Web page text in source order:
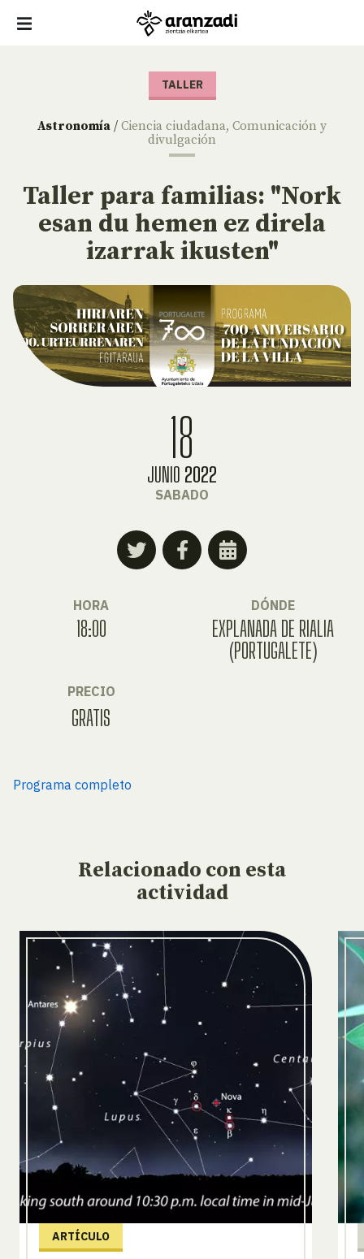
TALLER
Astronomía / Ciencia ciudadana, Comunicación y
divulgación
Taller para familias: "Nork
esan du hemen ez direla
izarrak ikusten"
18
JUNIO 2022
SABADO
HORA
18:00
DÓNDE
EXPLANADA DE RIALIA
(PORTUGALETE)
PRECIO
GRATIS
Programa completo
Relacionado con esta
actividad
ARTÍCULO